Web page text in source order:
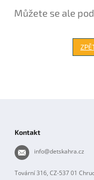
Můžete se ale
Kontakt
info@detskahra.cz
Tovární 316, CZ-537 01